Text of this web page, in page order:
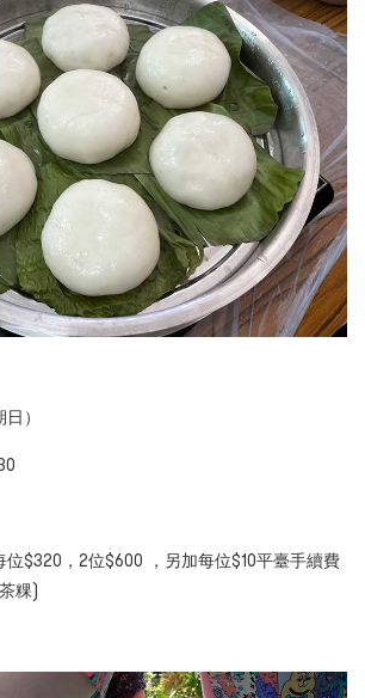
）
位$320，2位$600 ，另加每位$10平臺手續費
粿)